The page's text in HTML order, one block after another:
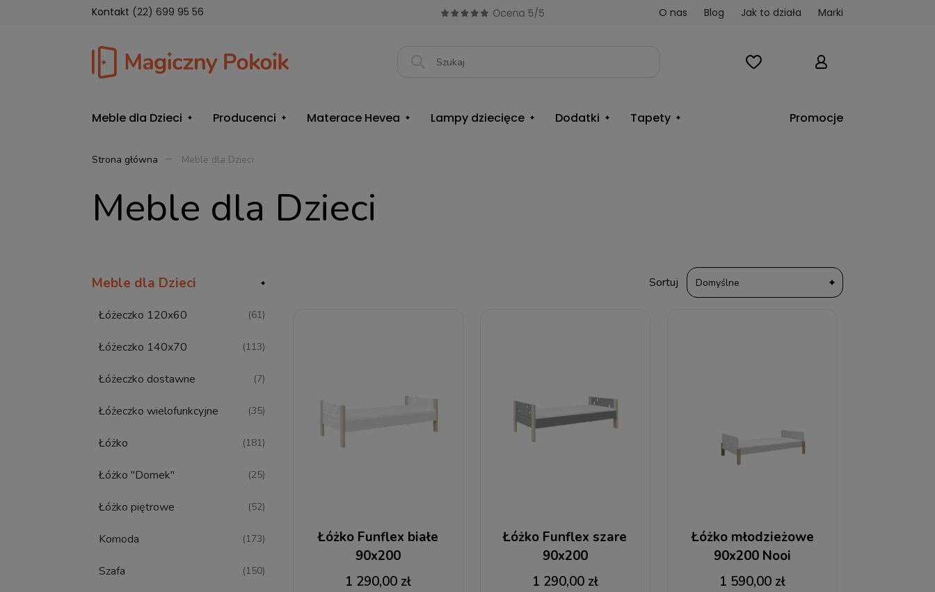
Kontakt (22) 699 95 56 O nas Blog Jak to działa Marki
Meble dla Dzieci Producenci Materace Hevea Lampy dziecięce Dodatki Tapety Promocje
Strona główna Meble dla Dzieci
Meble dla Dzieci
Meble dla Dzieci
Łóżeczko 120x60 (61)
Łóżeczko 140x70 (113)
Łóżeczko dostawne (7)
Łóżeczko wielofunkcyjne (35)
Łóżko (181)
Łóżko "Domek" (25)
Łóżko piętrowe (52)
Komoda (173)
Szafa (150)
Łóżko Funflex białe
90x200
1 290,00 zł
Łóżko Funflex szare
90x200
1 290,00 zł
Łóżko młodzieżowe
90x200 Nooi
1 590,00 zł